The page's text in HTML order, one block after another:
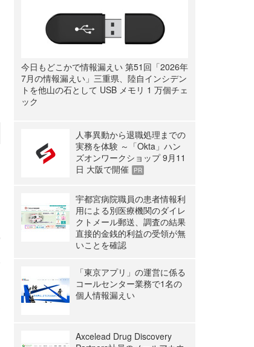
今日もどこかで情報漏えい 第51回「2026年
7月の情報漏えい」三重県、陸自インシデン
トを他山の石として USB メモリ 1 万個チェ
ック
人事異動から退職処理までの
実務を体験 ～「Okta」ハン
ズオンワークショップ 9月11
日 大阪で開催
PR
宇都宮病院職員の患者情報利
用による別医療機関のダイレ
クトメール郵送、調査の結果
直接的金銭的利益の受領が無
いことを確認
「東京アプリ」の運営に係る
コールセンター業務で1名の
個人情報漏えい
Axcelead Drug Discovery